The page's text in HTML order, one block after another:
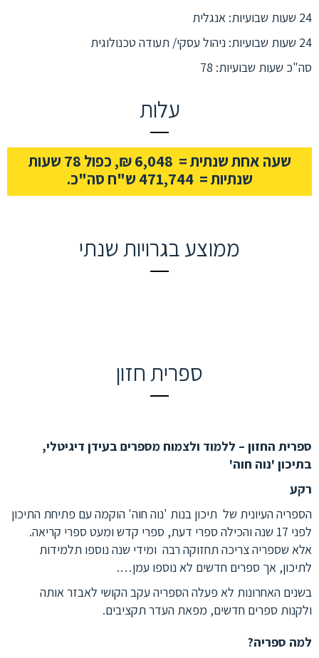
24 שעות שבועיות: אנגלית
24 שעות שבועיות: ניהול עסקי/ תעודה טכנולוגית
סה"כ שעות שבועיות: 78
עלות
שעה אחת שנתית = 6,048 ₪, כפול 78 שעות
שנתיות = 471,744 ש"ח סה"כ.
ממוצע בגרויות שנתי
ספרית חזון
ספרית החזון – ללמוד ולצמוח מספרים בעידן דיגיטלי,
בתיכון 'נוה חוה'
רקע
הספריה העיונית של תיכון בנות 'נוה חוה' הוקמה עם פתיחת התיכון
לפני 17 שנה והכילה ספרי דעת, ספרי קדש ומעט ספרי קריאה.
אלא שספריה צריכה תחזוקה רבה ומידי שנה נוספו תלמידות
לתיכון, אך ספרים חדשים לא נוספו עמן….
בשנים האחרונות לא פעלה הספריה עקב הקושי לאבזר אותה
ולקנות ספרים חדשים, מפאת העדר תקציבים.
למה ספריה?